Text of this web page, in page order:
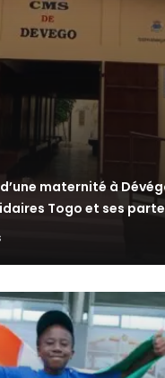
maternité à
Togo et ses